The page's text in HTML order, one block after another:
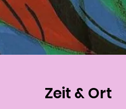
Zeit & Ort